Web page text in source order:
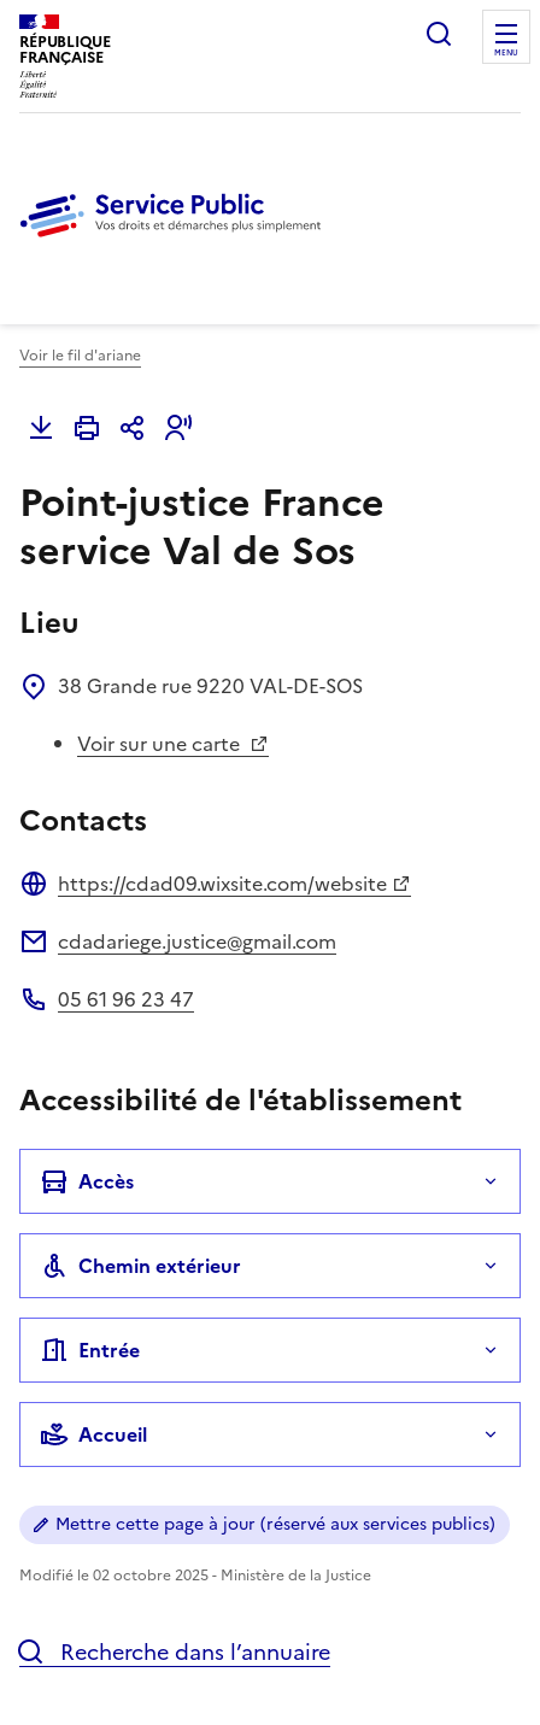
RÉPUBLIQUE
FRANÇAISE
Ouvrir
MENU
Voir le fil d'ariane
Point-justice France
service Val de Sos
Lieu
38 Grande rue9220 VAL-DE-SOS
Voir sur une carte
Contacts
https://cdad09.wixsite.com/website
cdadariege.justice@gmail.com
05 61 96 23 47
Accessibilité de l'établissement
Accès
Chemin extérieur
Entrée
Accueil
Mettre cette page à jour (réservé aux services publics)
Modifié le 02 octobre 2025 - Ministère de la Justice
Recherche dans l’annuaire